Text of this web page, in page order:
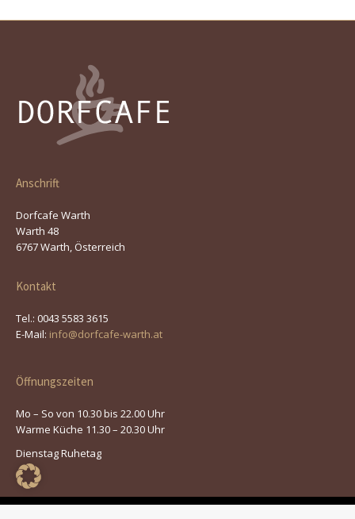
Anschrift
Dorfcafe Warth
Warth 48
6767 Warth, Österreich
Kontakt
Tel.: 0043 5583 3615
E-Mail: info@dorfcafe-warth.at
Öffnungszeiten
Mo – So von 10.30 bis 22.00 Uhr
Warme Küche 11.30 – 20.30 Uhr
Dienstag Ruhetag